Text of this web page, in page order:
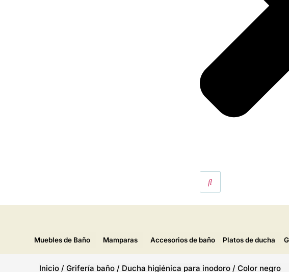
Muebles de Baño Mamparas Accesorios de baño Platos de ducha
Inicio /Grifería baño / Ducha higiénica para inodoro /Color negro